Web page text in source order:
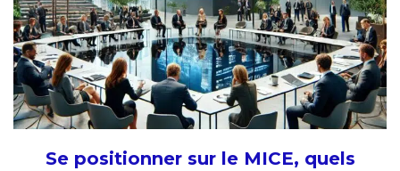
Se positionner sur le MICE, quels